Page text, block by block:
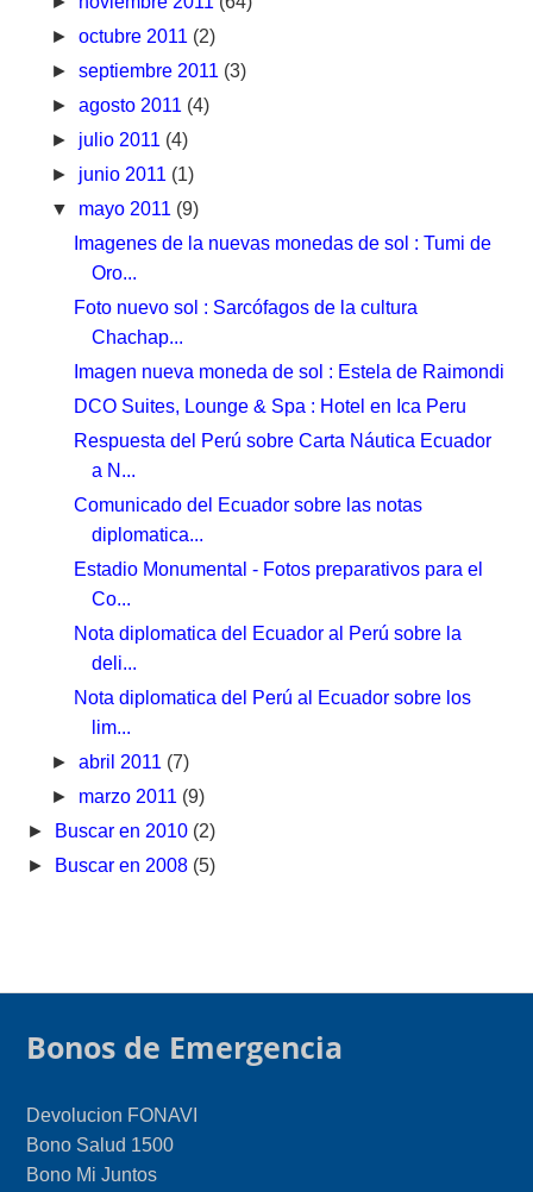
► octubre 2011 (2)
► septiembre 2011 (3)
► agosto 2011 (4)
► julio 2011 (4)
► junio 2011 (1)
▼ mayo 2011 (9)
Imagenes de la nuevas monedas de sol : Tumi de
Oro...
Foto nuevo sol : Sarcófagos de la cultura
Chachap...
Imagen nueva moneda de sol : Estela de Raimondi
DCO Suites, Lounge & Spa : Hotel en Ica Peru
Respuesta del Perú sobre Carta Náutica Ecuador
a N...
Comunicado del Ecuador sobre las notas
diplomatica...
Estadio Monumental - Fotos preparativos para el
Co...
Nota diplomatica del Ecuador al Perú sobre la
deli...
Nota diplomatica del Perú al Ecuador sobre los
lim...
► abril 2011 (7)
► marzo 2011 (9)
► Buscar en 2010 (2)
► Buscar en 2008 (5)
Bonos de Emergencia
Devolucion FONAVI
Bono Salud 1500
Bono Mi Juntos